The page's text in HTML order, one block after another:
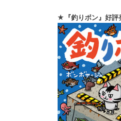
★『釣りボン』好